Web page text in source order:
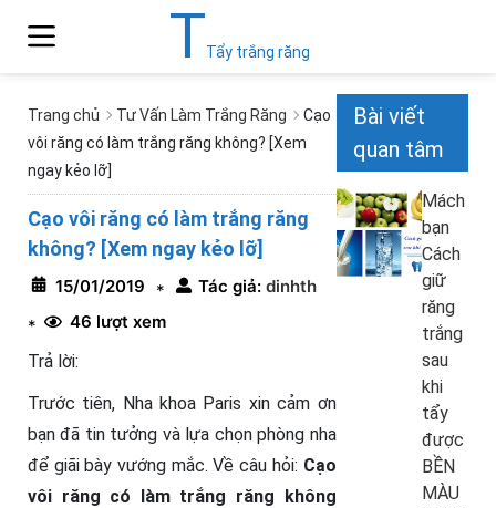
TTẩy trắng răng
Trang chủ Tư Vấn Làm Trắng Răng
Cạo
vôi răng có làm trắng răng không? [Xem
ngay kẻo lỡ]
Cạo vôi răng có làm trắng răng
không? [Xem ngay kẻo lỡ]
15/01/2019 * Tác giả: dinhth
*
46 lượt xem
Trả lời:
Trước tiên, Nha khoa Paris xin cảm ơn
bạn đã tin tưởng và lựa chọn phòng nha
để giãi bày vướng mắc. Về câu hỏi: Cạo
vôi răng có làm trắng răng không
Bài viết
quan tâm
Mách
bạn
Cách
giữ
răng
trắng
sau
khi
tẩy
được
BỀN
MÀU